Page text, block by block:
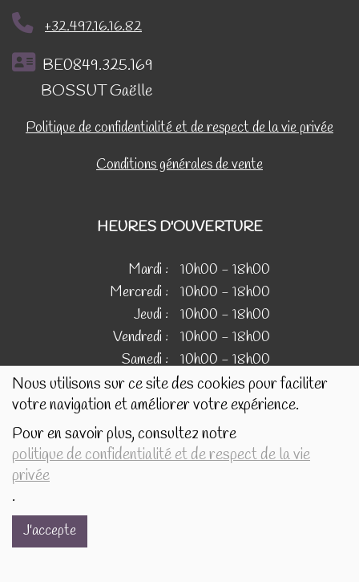
Nous utilisons sur ce site des cookies pour faciliter
votre navigation et améliorer votre expérience.
Pour en savoir plus, consultez notre
politique de confidentialité et de respect de la vie
privée
.
J'accepte
+32.497.16.16.82
BE0849.325.169
BOSSUT Gaëlle
Politique de confidentialité et de respect de la vie privée
Conditions générales de vente
HEURES D'OUVERTURE
Mardi :
10h00 - 18h00
Mercredi :
10h00 - 18h00
Jeudi :
10h00 - 18h00
Vendredi :
10h00 - 18h00
Samedi :
10h00 - 18h00
IMAGES
Les images présentées pour illustrer les produits en vente
sur ce site ne sont pas contractuelles.